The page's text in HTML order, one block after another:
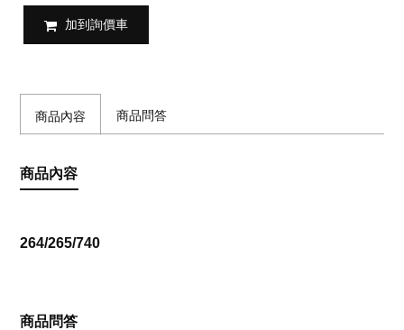
加到詢價車
商品內容 商品問答
商品內容
264/265/740
商品問答